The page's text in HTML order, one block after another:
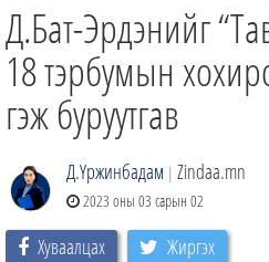
ӨГЛӨӨНИЙ СОНИН
АУДИО ЗОХИОЛ
ЗИНДАА СЭТГҮҮЛ
Д.Бат-Эрдэнийг
18 тэрбумын
гэж буруутгав
Д.Үржинбадам | Zindaa.mn
2023 оны 03 сарын 02
Хуваалцах Жиргэх